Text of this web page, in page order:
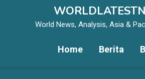
World News, Analysis, Asia &
Home Berita